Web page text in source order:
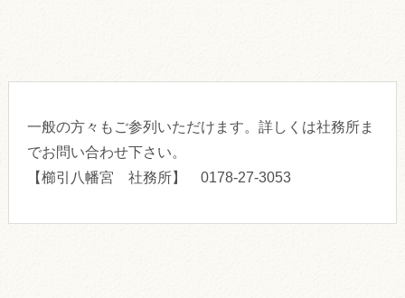
一般の方々もご参列いただけます。詳しくは社務所ま
でお問い合わせ下さい。
【櫛引八幡宮 社務所】 0178-27-3053